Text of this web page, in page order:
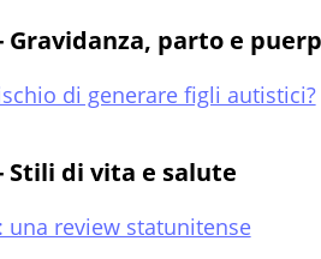
parto e
di generare figli autistici?
Stili di vita e salute
review statunitense